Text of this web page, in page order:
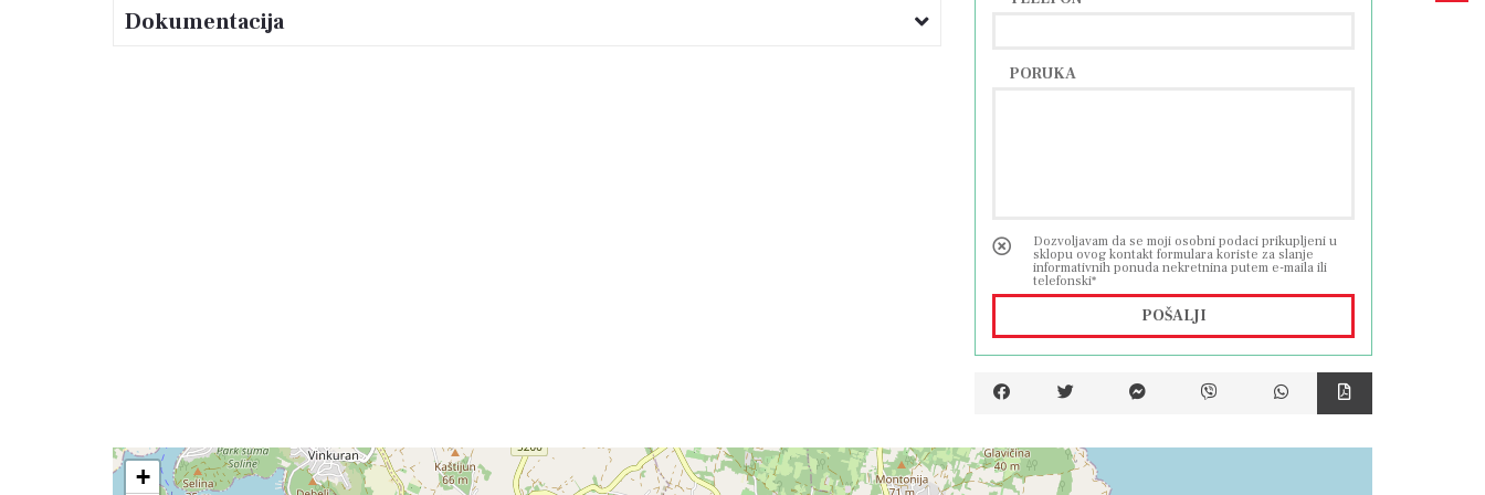
Dokumentacija
PORUKA
Dozvoljavam da se moji osobni podaci prikupljeni u
sklopu ovog kontakt formulara koriste za slanje
informativnih ponuda nekretnina putem e-maila ili
telefonski*
POŠALJI
+